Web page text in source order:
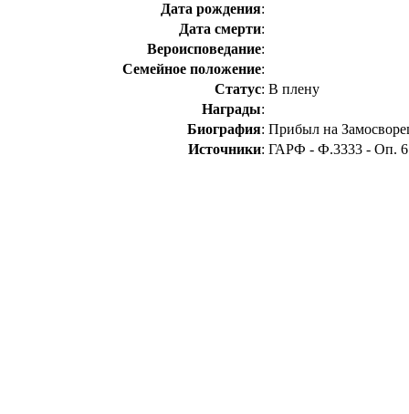
Дата рождения:
Дата смерти:
Вероисповедание:
Семейное положение:
Статус: В плену
Награды:
Биография: Прибыл на
Источники: ГАРФ - Ф.3333 - Оп.